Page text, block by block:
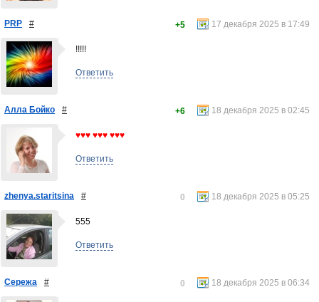
PRP # 17 декабря 2025 в 17:49
+5
!!!!!
Ответить
Алла Бойко # 18 декабря 2025 в 02:45
+6
♥♥♥ ♥♥♥ ♥♥♥
Ответить
zhenya.staritsina # 18 декабря 2025 в 05:25
0
555
Ответить
Сережа # 18 декабря 2025 в 06:34
0